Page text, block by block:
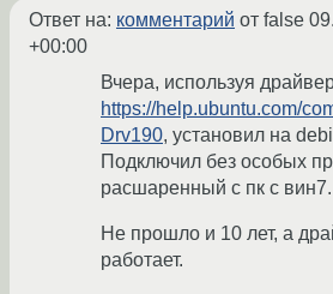
Ответ на: комментарий от false
+00:00
Вчера, используя
https://help.ubuntu.com/
Drv190, установил на
Подключил без особых
расшаренный с пк с вин7.
Не прошло и 10 лет, а
работает.